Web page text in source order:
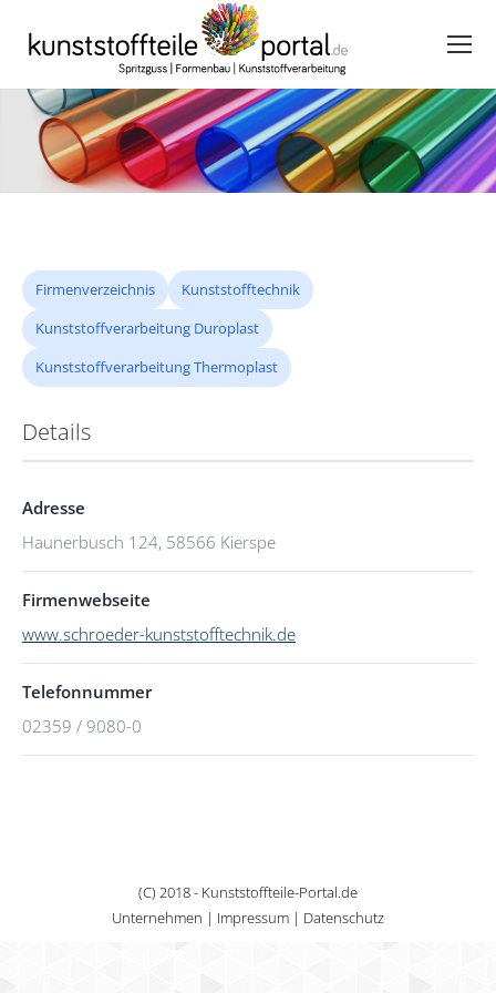
Firmenverzeichnis
Kunststofftechnik
Kunststoffverarbeitung Duroplast
Kunststoffverarbeitung Thermoplast
Details
Adresse
Haunerbusch 124, 58566 Kierspe
Firmenwebseite
www.schroeder-kunststofftechnik.de
Telefonnummer
02359 / 9080-0
(C) 2018 - Kunststoffteile-Portal.de
Unternehmen | Impressum | Datenschutz